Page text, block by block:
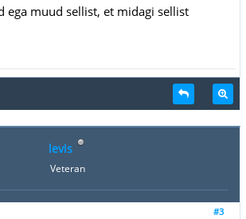
ega muud sellist, et midagi sellist
levis
Veteran
#3